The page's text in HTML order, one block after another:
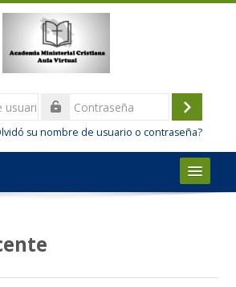
Acceder
su nombre de usuario o contraseña?